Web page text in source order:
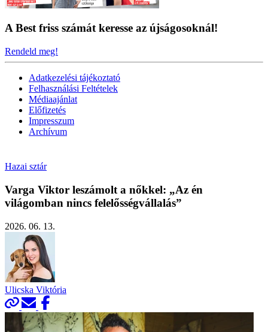
A Best friss számát keresse az újságosoknál!
Rendeld meg!
Adatkezelési tájékoztató
Felhasználási Feltételek
Médiaajánlat
Előfizetés
Impresszum
Archívum
Hazai sztár
Varga Viktor leszámolt a nőkkel: „Az én
világomban nincs felelősségvállalás”
2026. 06. 13.
Ulicska Viktória